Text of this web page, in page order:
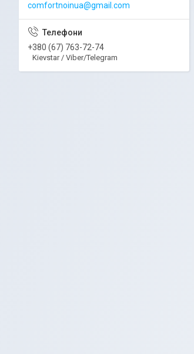
comfortnoinua@gmail.com
+380 (67) 763-72-74
Kievstar / Viber/Telegram